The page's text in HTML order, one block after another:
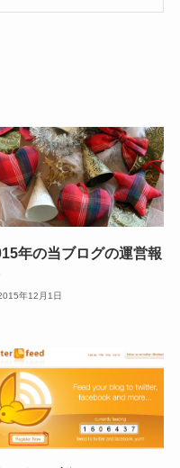
年の当ブログの運営報
年12月1日